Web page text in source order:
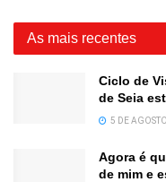
As mais recentes
Ciclo de
de Seia
5 DE
Agora é
de mim e